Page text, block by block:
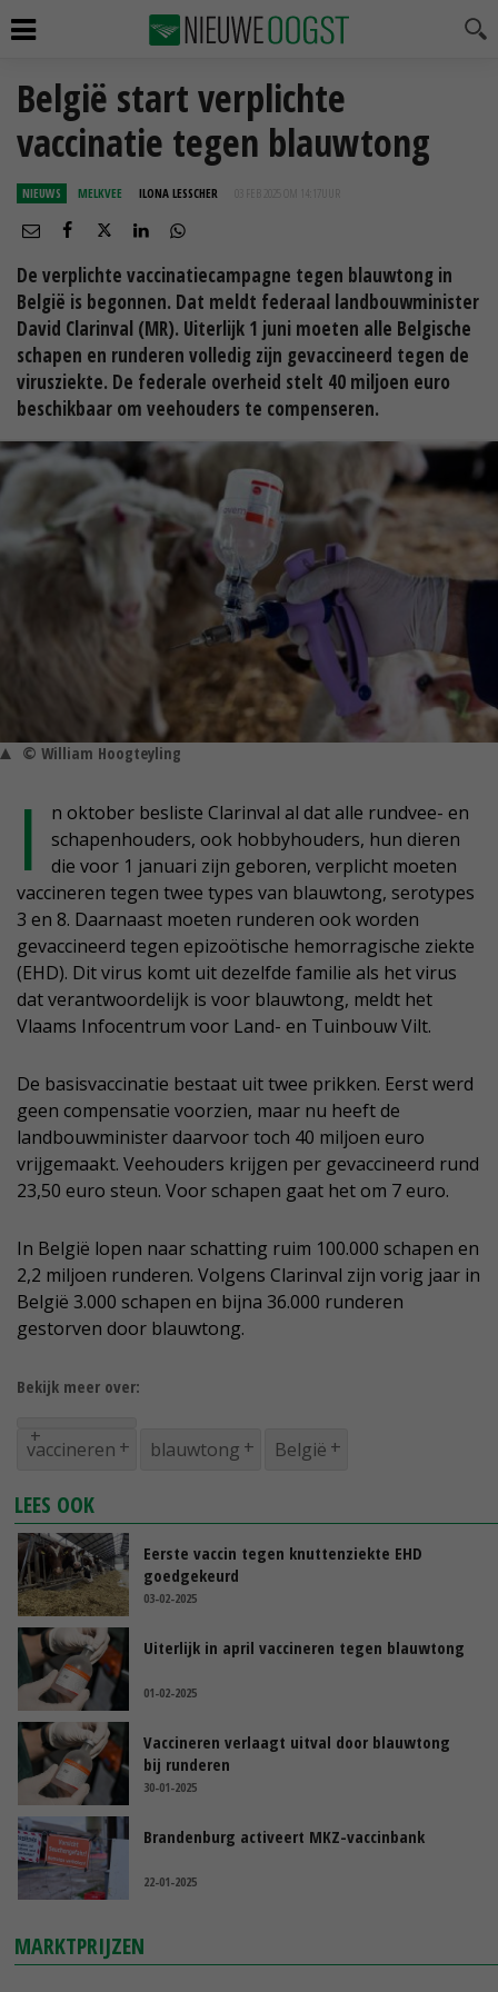
België start verplichte
vaccinatie tegen blauwtong
NIEUWS MELKVEE ILONA LESSCHER 03 FEB 2025 OM 14:17
De verplichte vaccinatiecampagne tegen blauwtong in
België is begonnen. Dat meldt federaal landbouwminister
David Clarinval (MR). Uiterlijk 1 juni moeten alle Belgische
schapen en runderen volledig zijn gevaccineerd tegen de
virusziekte. De federale overheid stelt 40 miljoen euro
beschikbaar om veehouders te compenseren.
© William Hoogteyling
I
n oktober besliste Clarinval al dat alle rundvee- en
schapenhouders, ook hobbyhouders, hun dieren
die voor 1 januari zijn geboren, verplicht moeten
vaccineren tegen twee types van blauwtong, serotypes
3 en 8. Daarnaast moeten runderen ook worden
gevaccineerd tegen epizoötische hemorragische ziekte
(EHD). Dit virus komt uit dezelfde familie als het virus
dat verantwoordelijk is voor blauwtong, meldt het
Vlaams Infocentrum voor Land- en Tuinbouw Vilt.
De basisvaccinatie bestaat uit twee prikken. Eerst werd
geen compensatie voorzien, maar nu heeft de
landbouwminister daarvoor toch 40 miljoen euro
vrijgemaakt. Veehouders krijgen per gevaccineerd rund
23,50 euro steun. Voor schapen gaat het om 7 euro.
In België lopen naar schatting ruim 100.000 schapen en
2,2 miljoen runderen. Volgens Clarinval zijn vorig jaar in
België 3.000 schapen en bijna 36.000 runderen
gestorven door blauwtong.
Bekijk meer over:
vaccineren blauwtong België
LEES OOK
Eerste vaccin tegen knuttenziekte EHD
goedgekeurd
03-02-2025
Uiterlijk in april vaccineren tegen blauwtong
01-02-2025
Vaccineren verlaagt uitval door blauwtong
bij runderen
30-01-2025
Brandenburg activeert MKZ-vaccinbank
22-01-2025
MARKTPRIJZEN